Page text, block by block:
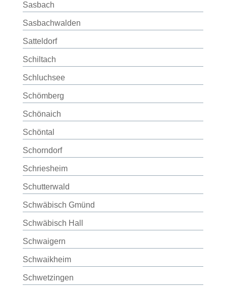
Sasbach
Sasbachwalden
Satteldorf
Schiltach
Schluchsee
Schömberg
Schönaich
Schöntal
Schorndorf
Schriesheim
Schutterwald
Schwäbisch Gmünd
Schwäbisch Hall
Schwaigern
Schwaikheim
Schwetzingen